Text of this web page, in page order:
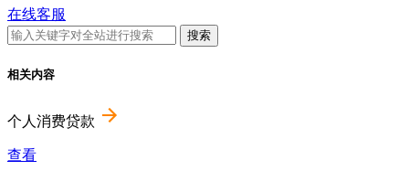
在线客服
相关内容
个人消费贷款
查看